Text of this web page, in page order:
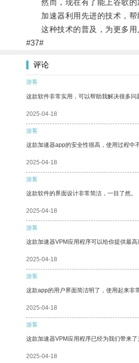
然而，现在有了能上谷歌的
加速器利用先进的技术，帮
这种技术的普及，为更多用
#37#
评论
游客
这款软件非常实用，可以帮助我解决很多问
2025-04-18
游客
这款加速器app的安全性很高，使用过程中
2025-04-18
游客
这款软件的界面设计非常简洁，一目了然。
2025-04-18
游客
这款加速器VPM应用程序可以给你提供最
2025-04-18
游客
这款app的用户界面简洁明了，使用起来非
2025-04-18
游客
这款加速器VPM应用程序已经为我们带来了
2025-04-18